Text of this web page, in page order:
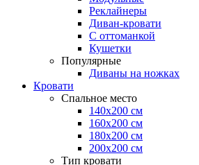
Реклайнеры
Диван-кровати
С оттоманкой
Кушетки
Популярные
Диваны на ножках
Кровати
Спальное место
140х200 см
160х200 см
180х200 см
200х200 см
Тип кровати